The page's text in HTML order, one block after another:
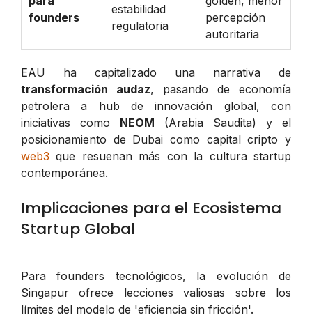
founders
estabilidad
regulatoria
percepción
autoritaria
EAU ha capitalizado una narrativa de
transformación audaz, pasando de economía
petrolera a hub de innovación global, con
iniciativas como NEOM (Arabia Saudita) y el
posicionamiento de Dubai como capital cripto y
web3 que resuenan más con la cultura startup
contemporánea.
Implicaciones para el Ecosistema
Startup Global
Para founders tecnológicos, la evolución de
Singapur ofrece lecciones valiosas sobre los
límites del modelo de 'eficiencia sin fricción'.